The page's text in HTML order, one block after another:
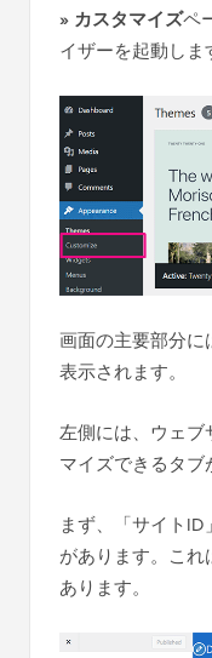
» カスタマイズペ
イザーを起動しま
画面の主要部分
表示されます。
左側には、ウェブ
マイズできるタブ
まず、「サイト
があります。こ
あります。